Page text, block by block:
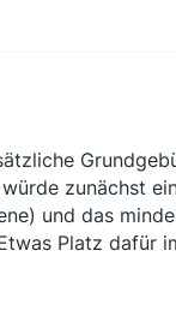
zunächst
und das
Platz dafür